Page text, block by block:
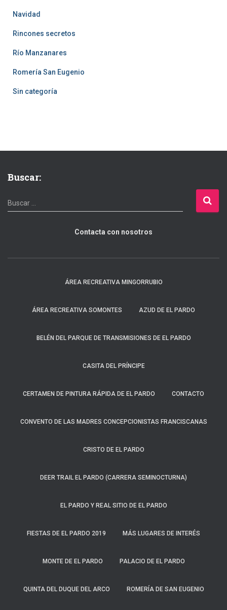
Navidad
Rincones secretos
Río Manzanares
Romería San Eugenio
Sin categoría
Buscar:
B
u
Buscar …
Contacta con nosotros
ÁREA RECREATIVA MINGORRUBIO
ÁREA RECREATIVA SOMONTES AZUD DE EL PARDO
BELÉN DEL PARQUE DE TRANSMISIONES DE EL PARDO
CASITA DEL PRÍNCIPE
CERTAMEN DE PINTURA RÁPIDA DE EL PARDO CONTACTO
CONVENTO DE LAS MADRES CONCEPCIONISTAS FRANCISCANAS
CRISTO DE EL PARDO
DEER TRAIL EL PARDO (CARRERA SEMINOCTURNA)
EL PARDO Y REAL SITIO DE EL PARDO
FIESTAS DE EL PARDO 2019 MÁS LUGARES DE INTERÉS
MONTE DE EL PARDO PALACIO DE EL PARDO
QUINTA DEL DUQUE DEL ARCO ROMERÍA DE SAN EUGENIO